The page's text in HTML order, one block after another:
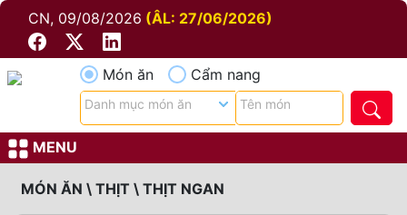
CN, 09/08/2026 (ÂL: 27/06/2026)
Món ăn Cẩm nang
MENU
MÓN ĂN \ THỊT \ THỊT NGAN